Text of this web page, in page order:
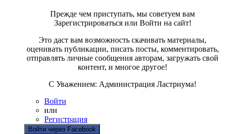
Прежде чем приступать, мы советуем вам
Зарегистрироваться или Войти на сайт!
Это даст вам возможность скачивать материалы,
оценивать публикации, писать посты, комментировать,
отправлять личные сообщения авторам, загружать свой
контент, и многое другое!
С Уважением: Администрация Ластриума!
Войти
или
Регистрация
Войти через Facebook